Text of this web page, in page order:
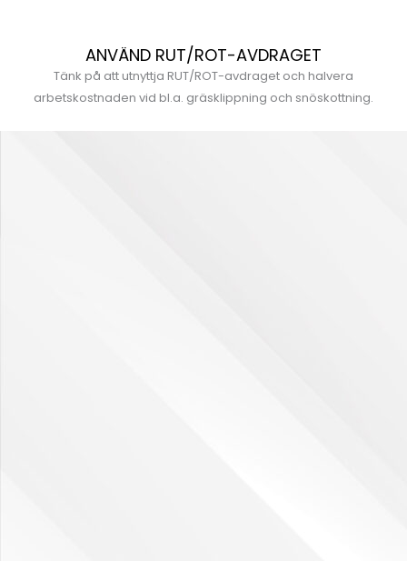
ANVÄND RUT/ROT-AVDRAGET
Tänk på att utnyttja RUT/ROT-avdraget och halvera
arbetskostnaden vid bl.a. gräsklippning och snöskottning.